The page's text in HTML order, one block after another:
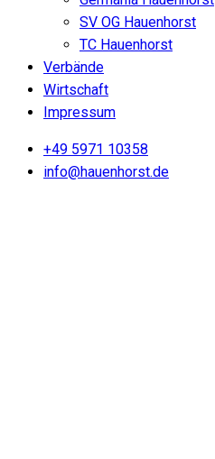
SV OG Hauenhorst
TC Hauenhorst
Verbände
Wirtschaft
Impressum
+49 5971 10358
info@hauenhorst.de